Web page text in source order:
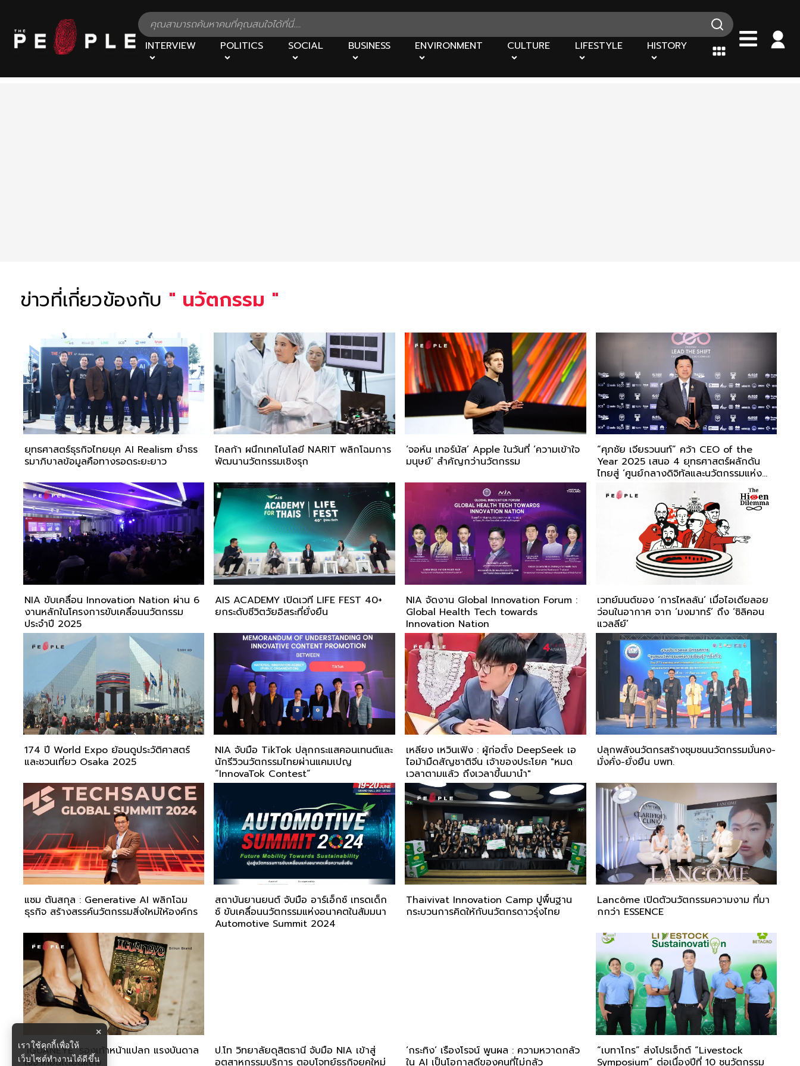
INTERVIEW POLITICS SOCIAL BUSINESS ENVIRONMENT CULTURE LIFESTYLE HISTORY
ข่าวที่เกี่ยวข้องกับ " นวัตกรรม "
ยุทธศาสตร์ธุรกิจไทยยุค AI Realism ย้ำธร
รมาภิบาลข้อมูลคือทางรอดระยะยาว
ไคลก้า ผนึกเทคโนโลยี NARIT พลิกโฉมการ
พัฒนานวัตกรรมเชิงรุก
‘จอห์น เทอร์นัส’ Apple ในวันที่ ‘ความเข้าใจ
มนุษย์’ สำคัญกว่านวัตกรรม
“ศุภชัย เจียรวนนท์” คว้า CEO of the
Year 2025 เสนอ 4 ยุทธศาสตร์ผลักดัน
ไทยสู่ ‘ศูนย์กลางดิจิทัลและนวัตกรรมแห่ง
NIA ขับเคลื่อน Innovation Nation ผ่าน 6
งานหลักในโครงการขับเคลื่อนนวัตกรรม
ประจำปี 2025
AIS ACADEMY เปิดเวที LIFE FEST 40+
ยกระดับชีวิตวัยอิสระที่ยั่งยืน
NIA จัดงาน Global Innovation Forum :
Global Health Tech towards
Innovation Nation
เวทย์มนต์ของ ‘การไหลล้น’ เมื่อไอเดียลอย
ว่อนในอากาศ จาก ‘มงมาทร์’ ถึง ‘ซิลิคอน
แวลลีย์’
174 ปี World Expo ย้อนดูประวัติศาสตร์
และชวนเที่ยว Osaka 2025
NIA จับมือ TikTok ปลุกกระแสคอนเทนต์และ
นักรีวิวนวัตกรรมไทยผ่านแคมเปญ
“InnovaTok Contest”
เหลียง เหวินเฟิง : ผู้ก่อตั้ง DeepSeek เอ
ไอม้ามืดสัญชาติจีน เจ้าของประโยค "หมด
เวลาตามแล้ว ถึงเวลาขึ้นมานำ"
ปลุกพลังนวัตกรสร้างชุมชนนวัตกรรมมั่นคง-
มั่งคั่ง-ยั่งยืน บพท.
แซม ตันสกุล : Generative AI พลิกโฉม
ธุรกิจ สร้างสรรค์นวัตกรรมสิ่งใหม่ให้องค์กร
สถาบันยานยนต์ จับมือ อาร์เอ็กซ์ เทรดเด็ก
ซ์ ขับเคลื่อนนวัตกรรมแห่งอนาคตในสัมมนา
Automotive Summit 2024
Thaivivat Innovation Camp ปูพื้นฐาน
กระบวนการคิดให้กับนวัตกรดาวรุ่งไทย
Lancôme เปิดตัวนวัตกรรมความงาม ที่มา
กกว่า ESSENCE
‘iGUANEYE’ รองเท้าหน้าแปลก แรงบันดาล
ใจจากอินเดียนแดง
ป.โท วิทยาลัยดุสิตธานี จับมือ NIA เข้าสู่
อุตสาหกรรมบริการ ตอบโจทย์ธุรกิจยุคใหม่
‘กระทิง’ เรืองโรจน์ พูนผล : ความหวาดกลัว
ใน AI เป็นโอกาสดีของคนที่ไม่กลัว
“เบทาโกร” ส่งโปรเจ็กต์ “Livestock
Symposium” ต่อเนื่องปีที่ 10 ชูนวัตกรรม
×
เราใช้คุกกี้เพื่อให้
เว็บไซต์ทำงานได้ดีขึ้น